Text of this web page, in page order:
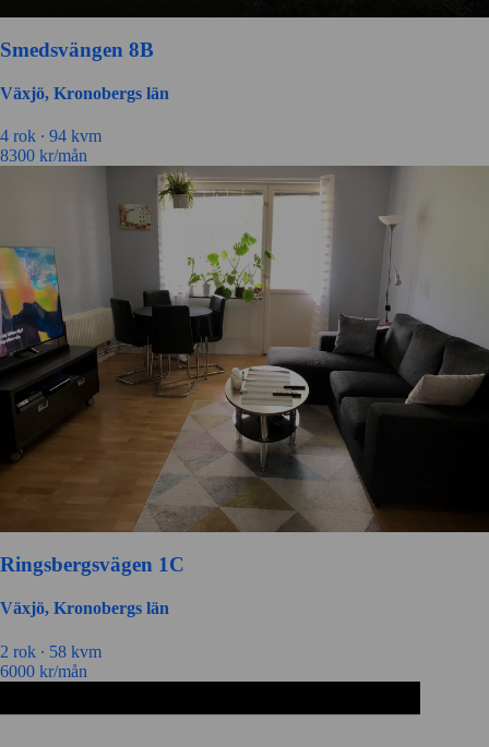
Smedsvängen 8B
Växjö, Kronobergs län
4 rok ∙ 94 kvm
8300 kr/mån
Ringsbergsvägen 1C
Växjö, Kronobergs län
2 rok ∙ 58 kvm
6000 kr/mån